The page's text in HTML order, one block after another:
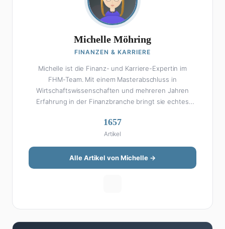
Michelle Möhring
FINANZEN & KARRIERE
Michelle ist die Finanz- und Karriere-Expertin im
FHM-Team. Mit einem Masterabschluss in
Wirtschaftswissenschaften und mehreren Jahren
Erfahrung in der Finanzbranche bringt sie echtes
Michelle klingt Altersvorsorge nicht wie eine
Steuererklärung. Ihre Stärke liegt darin, komplexe
Finanzthemen so aufzubereiten, dass sie jeder
versteht – ohne Fachchinesisch, dafür mit konkreten
Tipps zum Umsetzen. Von ETF-Strategien über
Privatleben unter einen Hut bekommt. Privat ist sie
1657
Artikel
Alle Artikel von Michelle →